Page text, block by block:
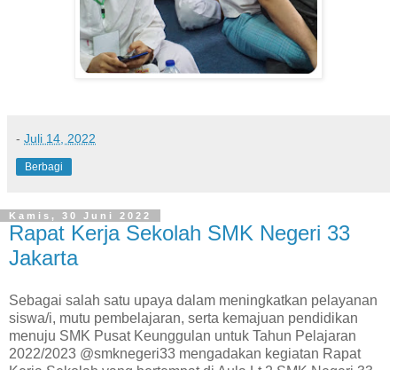
- Juli 14, 2022
Berbagi
Kamis, 30 Juni 2022
Rapat Kerja Sekolah SMK Negeri 33
Jakarta
Sebagai salah satu upaya dalam meningkatkan pelayanan
siswa/i, mutu pembelajaran, serta kemajuan pendidikan
menuju SMK Pusat Keunggulan untuk Tahun Pelajaran
2022/2023 @smknegeri33 mengadakan kegiatan Rapat